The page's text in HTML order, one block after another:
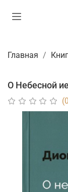
Главная
О Небесной